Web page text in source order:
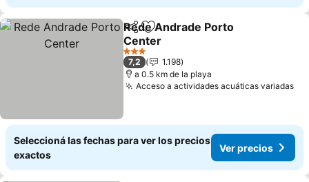
CompartirAñadir a favoritos
Rede Andrade Porto
Center
3 Estrellas
7,2
1.198
a 0.5 km de la playa
Acceso a actividades acuáticas variadas
Seleccioná las fechas para ver los precios
exactos
Ver precios